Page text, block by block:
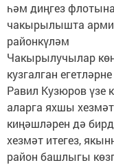
һәм диңгез
чакырылышта
районкүләм
Чакырылучылар
кузгалган
Равил Кузюров үзе
аларга яхшы
киңәшләрен дә
хезмәт итегез,
район башлыгы